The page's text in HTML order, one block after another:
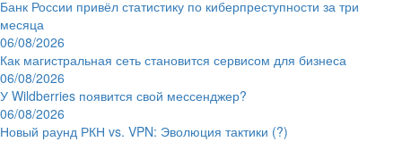
Банк России привёл статистику по киберпреступности за три
месяца
06/08/2026
Как магистральная сеть становится сервисом для бизнеса
06/08/2026
У Wildberries появится свой мессенджер?
06/08/2026
Новый раунд РКН vs. VPN: Эволюция тактики (?)